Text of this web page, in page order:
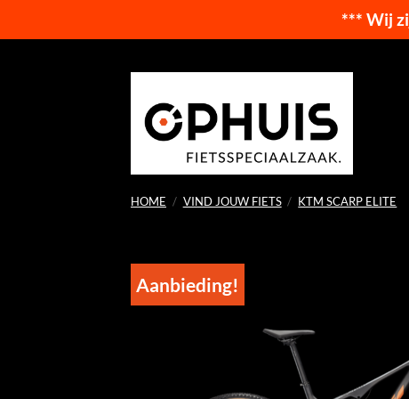
*** Wij
HOME / VIND JOUW FIETS / KTM SCARP ELITE
Aanbieding!